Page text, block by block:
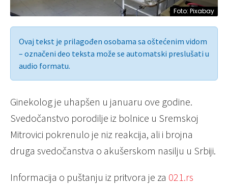
Foto: Pixabay
Ovaj tekst je prilagođen osobama sa oštećenim vidom
– označeni deo teksta može se automatski preslušati u
audio formatu.
Ginekolog je uhapšen u januaru ove godine.
Svedočanstvo porodilje iz bolnice u Sremskoj
Mitrovici pokrenulo je niz reakcija, ali i brojna
druga svedočanstva o akušerskom nasilju u Srbiji.
Informacija o puštanju iz pritvora je za 021.rs